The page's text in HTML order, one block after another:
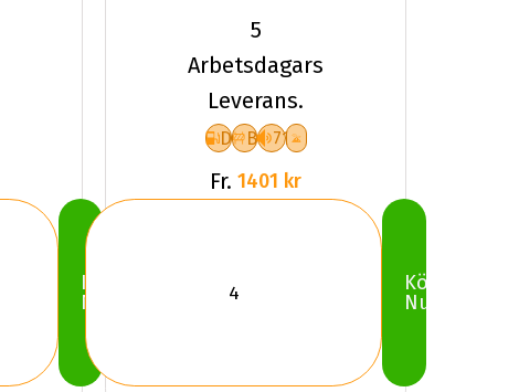
Köp
Nu
BLUEARTH-
4S AW21
5
Arbetsdagars
Leverans.
D B 71
Fr. 1401 kr
Köp
Nu